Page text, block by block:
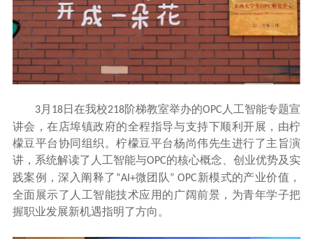
3月 18日在我校218阶梯教室举办的OPC 人工智能专题宣
讲会，在店埠镇政府的全程指导与支持下顺利开展，由柠
檬豆平台协同组织。柠檬豆平台杨尚伟先生进行了主旨演
讲，系统解读了人工智能与OPC的核心概念、创业优势及实
践案例，深入阐释了 “AI+微团队 ” OPC新模式的产业价值，
全面展示了人工智能技术应用的广阔前景，为青年学子把
握职业发展新机遇指明了方向。